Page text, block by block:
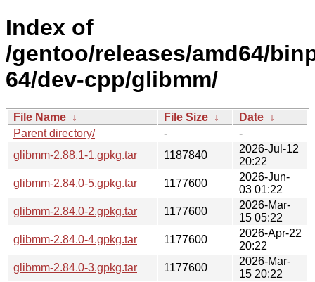
Index of
/gentoo/releases/amd64/
64/dev-cpp/glibmm/
File Name ↓ File Size ↓ Date ↓
Parent directory/
-
-
glibmm-2.88.1-1.gpkg.tar
1187840
2026-Jul-12
20:22
glibmm-2.84.0-5.gpkg.tar
1177600
2026-Jun-
03 01:22
glibmm-2.84.0-2.gpkg.tar
1177600
2026-Mar-
15 05:22
glibmm-2.84.0-4.gpkg.tar
1177600
2026-Apr-22
20:22
glibmm-2.84.0-3.gpkg.tar
1177600
2026-Mar-
15 20:22